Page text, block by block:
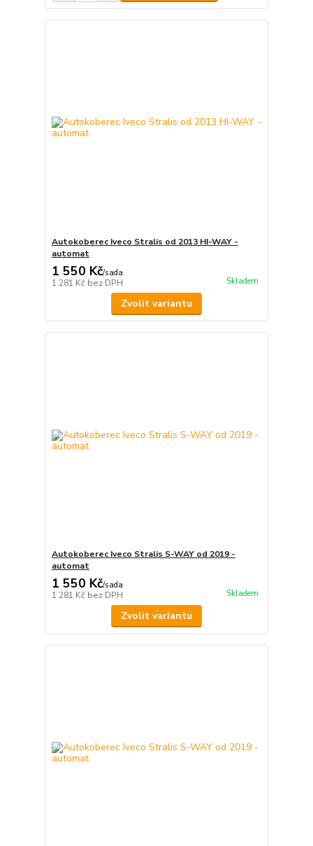
Autokoberec Iveco Stralis od 2013 HI-WAY -
automat
1 550 Kč/sada
1 281 Kč bez DPH Skladem
Zvolit variantu
Autokoberec Iveco Stralis S-WAY od 2019 -
automat
1 550 Kč/sada
1 281 Kč bez DPH Skladem
Zvolit variantu